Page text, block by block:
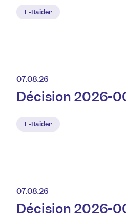
E-Raider
07.08.26
Décision 2026-
E-Raider
07.08.26
Décision 2026-